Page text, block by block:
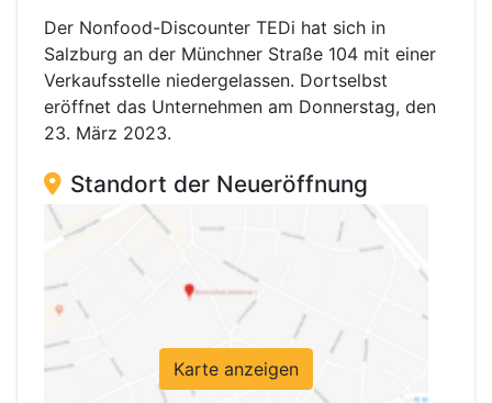
Der Nonfood-Discounter TEDi hat sich in
Salzburg an der Münchner Straße 104 mit einer
Verkaufsstelle niedergelassen. Dortselbst
eröffnet das Unternehmen am Donnerstag, den
23. März 2023.
Standort der Neueröffnung
Karte anzeigen